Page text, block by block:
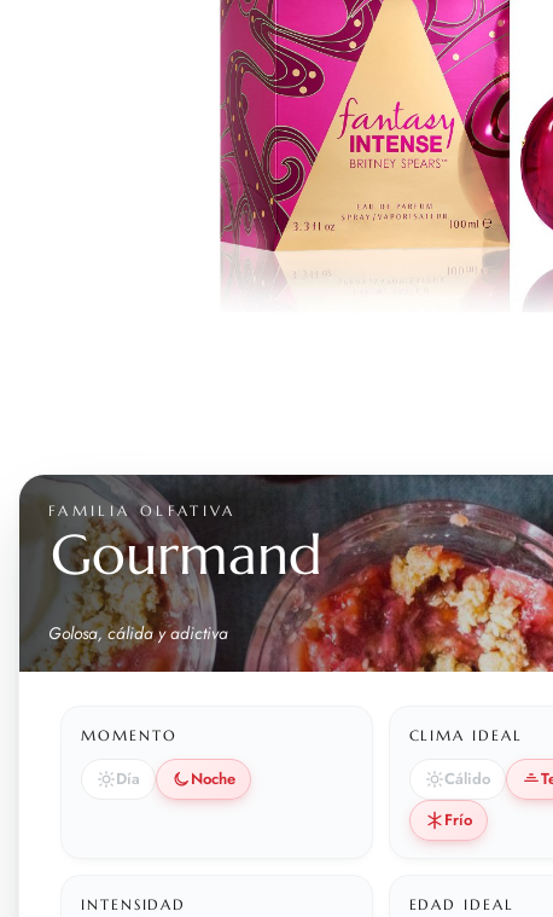
FAMILIA OLFATIVA
Gourmand
Golosa, cálida y adictiva
MOMENTO
Día Noche
CLIMA IDEAL
Cálido
Frío
INTENSIDAD EDAD IDEAL